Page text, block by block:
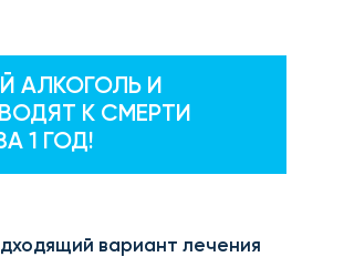
АЛКОГОЛЬ И
К СМЕРТИ
1 ГОД!
вариант лечения